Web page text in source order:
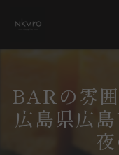
BARの雰
広島県広